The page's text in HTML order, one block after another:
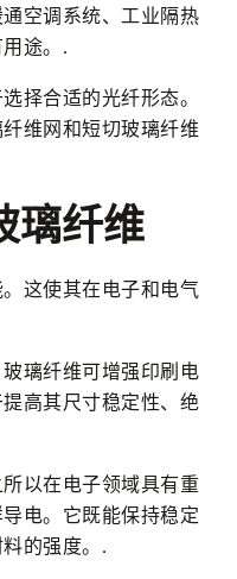
空调系统、工业隔热
途。.
择合适的光纤形态。
维网和短切玻璃纤维
璃纤维
这使其在电子和电气
璃纤维可增强印刷电
高其尺寸稳定性、绝
以在电子领域具有重
电。它既能保持稳定
的强度。.